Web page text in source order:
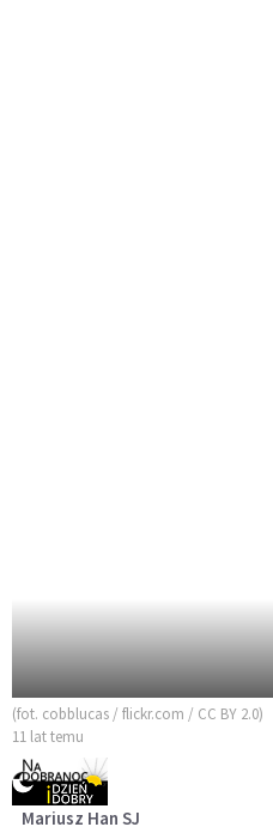
(fot. cobblucas / flickr.com / CC BY 2.0)
11 lat temu
Mariusz Han SJ